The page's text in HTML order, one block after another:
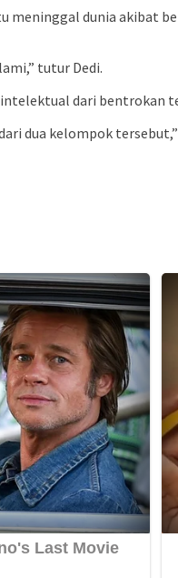
dunia akibat
tutur Dedi.
intelektual dari bentrokan
dua kelompok